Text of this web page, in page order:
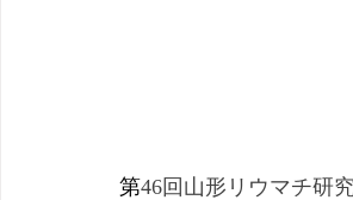
第46回山形リウマチ研